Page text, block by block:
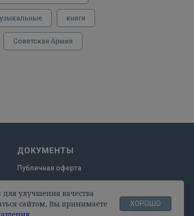
для улучшения качества
сайтом, Вы принимаете
ХОРОШО
книги
Советская Армия
ДОКУМЕНТЫ
Публичная оферта
Политика конфиденциальности